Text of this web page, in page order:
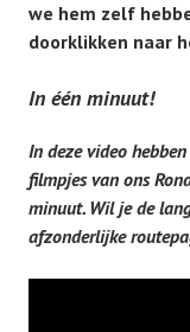
we hem zelf
doorklikken naar
In één minuut!
In deze video
filmpjes van ons
minuut. Wil je de
afzonderlijke